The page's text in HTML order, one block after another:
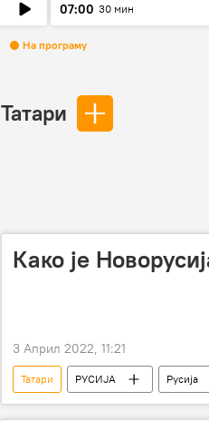
07:00 30 мин
На програму
Татари
Како је
3 Април 2022, 11:21
Татари РУСИЈА Русија
Османлијско царство